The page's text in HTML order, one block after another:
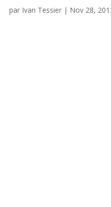
par Ivan Tessier | Nov 28,